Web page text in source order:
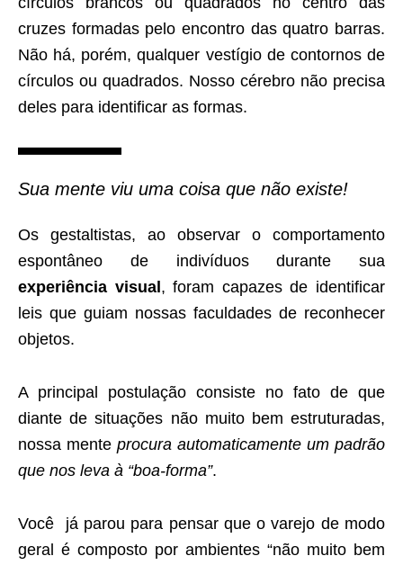
cruzes formadas pelo encontro das quatro barras.
Não há, porém, qualquer vestígio de contornos de
círculos ou quadrados. Nosso cérebro não precisa
deles para identificar as formas.
Sua mente viu uma coisa que não existe!
Os gestaltistas, ao observar o comportamento
espontâneo de indivíduos durante sua
experiência visual, foram capazes de identificar
leis que guiam nossas faculdades de reconhecer
objetos.
A principal postulação consiste no fato de que
diante de situações não muito bem estruturadas,
nossa mente procura automaticamente um padrão
que nos leva à “boa-forma”.
Você já parou para pensar que o varejo de modo
geral é composto por ambientes “não muito bem